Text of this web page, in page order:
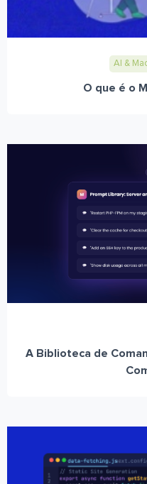
AI &
O que é o
A Biblioteca de